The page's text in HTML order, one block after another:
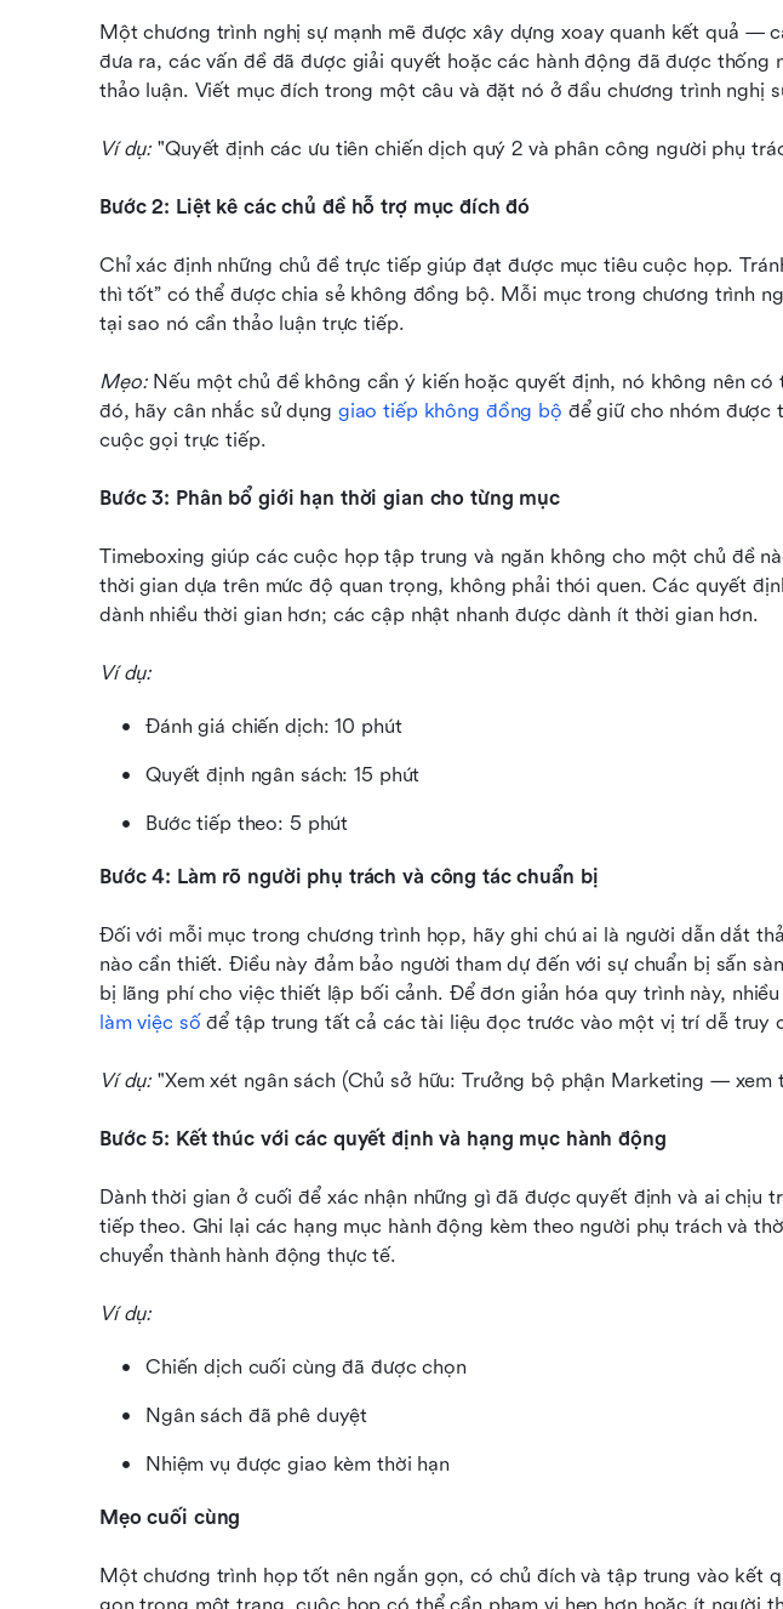
Một chương trình nghị sự mạnh mẽ được xây dựng xoay quanh kết quả —
đưa ra, các vấn đề đã được giải quyết hoặc các hành động đã được thống
thảo luận. Viết mục đích trong một câu và đặt nó ở đầu chương trình nghị
Ví dụ: "Quyết định các ưu tiên chiến dịch quý 2 và phân công người phụ
Bước 2: Liệt kê các chủ đề hỗ trợ mục đích đó
Chỉ xác định những chủ đề trực tiếp giúp đạt được mục tiêu cuộc họp.
thì tốt” có thể được chia sẻ không đồng bộ. Mỗi mục trong chương trình
tại sao nó cần thảo luận trực tiếp.
Mẹo: Nếu một chủ đề không cần ý kiến hoặc quyết định, nó không nên
đó, hãy cân nhắc sử dụng giao tiếp không đồng bộ để giữ cho nhóm được
cuộc gọi trực tiếp.
Bước 3: Phân bổ giới hạn thời gian cho từng mục
Timeboxing giúp các cuộc họp tập trung và ngăn không cho một chủ đề
thời gian dựa trên mức độ quan trọng, không phải thói quen. Các quyết
dành nhiều thời gian hơn; các cập nhật nhanh được dành ít thời gian hơn.
Ví dụ:
Đánh giá chiến dịch: 10 phút
Quyết định ngân sách: 15 phút
Bước tiếp theo: 5 phút
Bước 4: Làm rõ người phụ trách và công tác chuẩn bị
Đối với mỗi mục trong chương trình họp, hãy ghi chú ai là người dẫn dắt
nào cần thiết. Điều này đảm bảo người tham dự đến với sự chuẩn bị sẵn
bị lãng phí cho việc thiết lập bối cảnh. Để đơn giản hóa quy trình này,
làm việc số để tập trung tất cả các tài liệu đọc trước vào một vị trí dễ truy
Ví dụ: "Xem xét ngân sách (Chủ sở hữu: Trưởng bộ phận Marketing — xem
Bước 5: Kết thúc với các quyết định và hạng mục hành động
Dành thời gian ở cuối để xác nhận những gì đã được quyết định và ai chịu
tiếp theo. Ghi lại các hạng mục hành động kèm theo người phụ trách và
chuyển thành hành động thực tế.
Ví dụ:
Chiến dịch cuối cùng đã được chọn
Ngân sách đã phê duyệt
Nhiệm vụ được giao kèm thời hạn
Mẹo cuối cùng
Một chương trình họp tốt nên ngắn gọn, có chủ đích và tập trung vào kết